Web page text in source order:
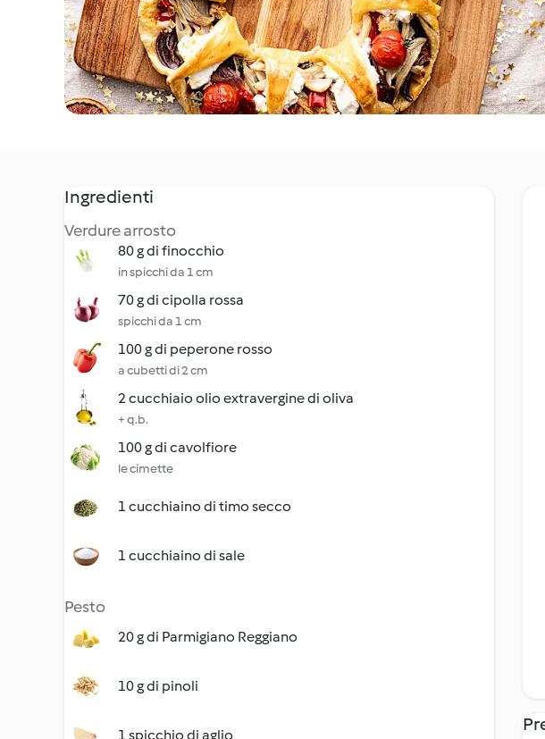
Ingredienti
Verdure arrosto
80 g di finocchio
in spicchi da 1 cm
70 g di cipolla rossa
spicchi da 1 cm
100 g di peperone rosso
a cubetti di 2 cm
2 cucchiaio olio extravergine di oliva
+ q.b.
100 g di cavolfiore
le cimette
1 cucchiaino di timo secco
1 cucchiaino di sale
Pesto
20 g di Parmigiano Reggiano
10 g di pinoli
1 spicchio di aglio